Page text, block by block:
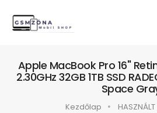
Apple MacBook Pro 16"
2.30GHz 32GB 1TB SSD
Space
Kezdőlap